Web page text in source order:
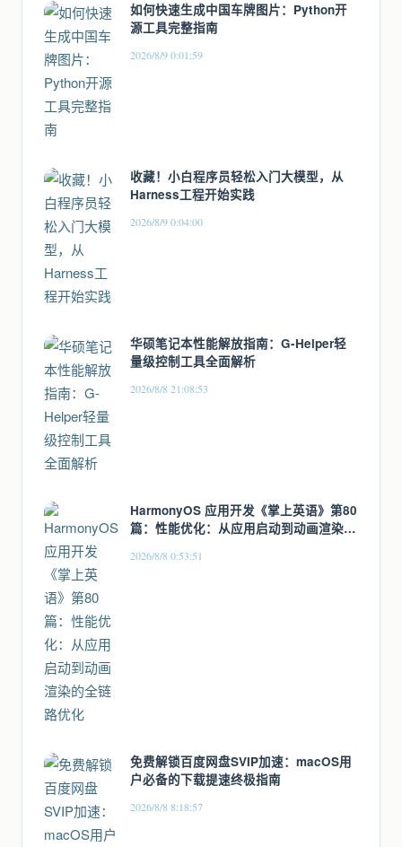
如何快速生成中国车牌图片：Python开
源工具完整指南
2026/8/9 0:01:59
收藏！小白程序员轻松入门大模型，从
Harness工程开始实践
2026/8/9 0:04:00
华硕笔记本性能解放指南：G-Helper轻
量级控制工具全面解析
2026/8/8 21:08:53
HarmonyOS 应用开发《掌上英语》第80
篇：性能优化：从应用启动到动画渲染的
2026/8/8 0:53:51
免费解锁百度网盘SVIP加速：macOS用
户必备的下载提速终极指南
2026/8/8 8:18:57